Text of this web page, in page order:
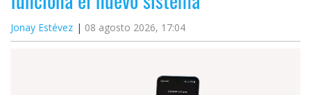
Jonay Estévez 08 agosto 2026, 17:04